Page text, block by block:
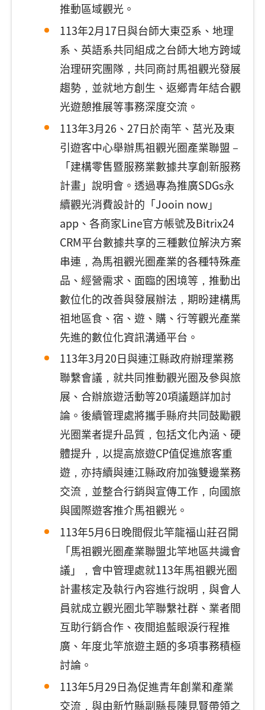
推動區域觀光。
113年2月17日與台師大東亞系、地理
系、英語系共同組成之台師大地方跨域
治理研究團隊，共同商討馬祖觀光發展
趨勢，並就地方創生、返鄉青年結合觀
光遊憩推展等事務深度交流。
113年3月26、27日於南竿、莒光及東
引遊客中心舉辦馬祖觀光圈產業聯盟－
「建構零售暨服務業數據共享創新服務
計畫」說明會。透過專為推廣SDGs永
續觀光消費設計的「Jooin now」
app、各商家Line官方帳號及Bitrix24
CRM平台數據共享的三種數位解決方案
串連，為馬祖觀光圈產業的各種特殊產
品、經營需求、面臨的困境等，推動出
數位化的改善與發展辦法，期盼建構馬
祖地區食、宿、遊、購、行等觀光產業
先進的數位化資訊溝通平台。
113年3月20日與連江縣政府辦理業務
聯繫會議，就共同推動觀光圈及參與旅
展、合辦旅遊活動等20項議題詳加討
論。後續管理處將攜手縣府共同鼓勵觀
光圈業者提升品質，包括文化內涵、硬
體提升，以提高旅遊CP值促進旅客重
遊，亦持續與連江縣政府加強雙邊業務
交流，並整合行銷與宣傳工作，向國旅
與國際遊客推介馬祖觀光。
113年5月6日晚間假北竿龍福山莊召開
「馬祖觀光圈產業聯盟北竿地區共識會
議」，會中管理處就113年馬祖觀光圈
計畫核定及執行內容進行說明，與會人
員就成立觀光圈北竿聯繫社群、業者間
互助行銷合作、夜間追藍眼淚行程推
廣、年度北竿旅遊主題的多項事務積極
討論。
113年5月29日為促進青年創業和產業
交流，與由新竹縣副縣長陳見賢帶領之